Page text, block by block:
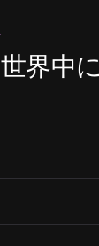
界中